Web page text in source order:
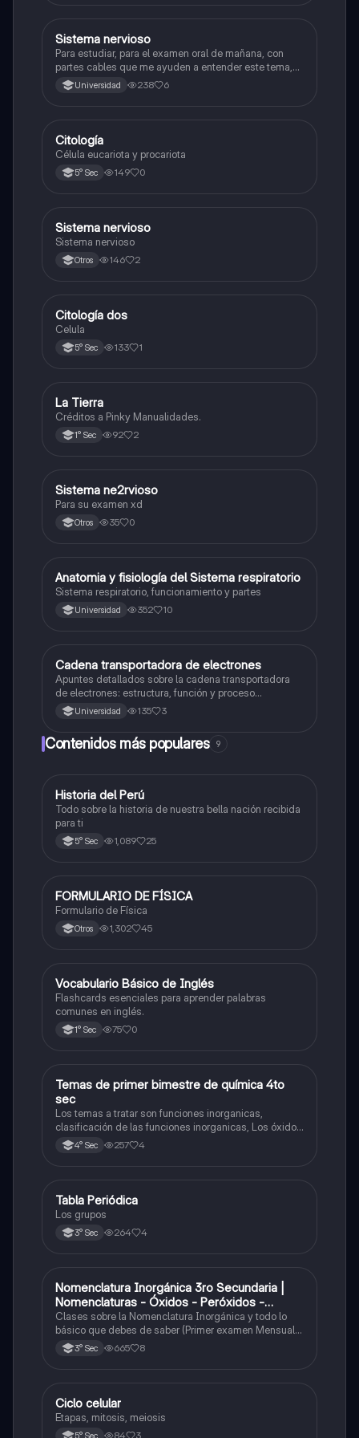
Biología
Sistema nervioso
Para estudiar, para el examen oral de mañana, con
partes cables que me ayuden a entender este tema,
porque se me complica un poco ya que el tema es
muy extenso y quisiera poder lograr entenderlo
Universidad 238 6
Ciencia y Tecnología
Citología
Célula eucariota y procariota
5° Sec 149 0
Biología
Sistema nervioso
Sistema nervioso
Otros 146 2
Ciencia y Tecnología
Citología dos
Celula
5° Sec 133 1
Biología
La Tierra
Créditos a Pinky Manualidades.
1° Sec 92 2
Biología
Sistema ne2rvioso
Para su examen xd
Otros 35 0
Biología
Anatomia y fisiología del Sistema respiratorio
Sistema respiratorio, funcionamiento y partes
Universidad 352 10
Ciencia y Tecnología
Cadena transportadora de electrones
Apuntes detallados sobre la cadena transportadora
de electrones: estructura, función y proceso
bioquímico en la producción de ATP. Incluye
esquemas y explicaciones sobre los complejos
oxidativa.
Universidad 135 3
Contenidos más populares 9
Ciencias Sociales
Historia del Perú
Todo sobre la historia de nuestra bella nación recibida
para ti
5° Sec 1,089 25
Física
FORMULARIO DE FÍSICA
Formulario de Física
Otros 1,302 45
VInglés
Vocabulario Básico de Inglés
Flashcards esenciales para aprender palabras
comunes en inglés.
1° Sec 75 0
Química
Temas de primer bimestre de química 4to
sec
Los temas a tratar son funciones inorganicas,
clasificación de las funciones inorganicas, Los óxidos
y los óxidos ácidos
4° Sec 257 4
Química
Tabla Periódica
Los grupos
3° Sec 264 4
Química
Nomenclatura Inorgánica 3ro Secundaria |
Nomenclaturas - Óxidos - Peróxidos -
Hidróxido o Bases
Clases sobre la Nomenclatura Inorgánica y todo lo
básico que debes de saber (Primer examen Mensual
2025)3° Sec 665 8
Biología
Ciclo celular
Etapas, mitosis, meiosis
5° Sec 84 3